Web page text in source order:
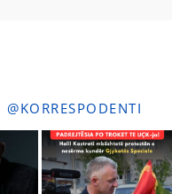
@KORRESPODENTI